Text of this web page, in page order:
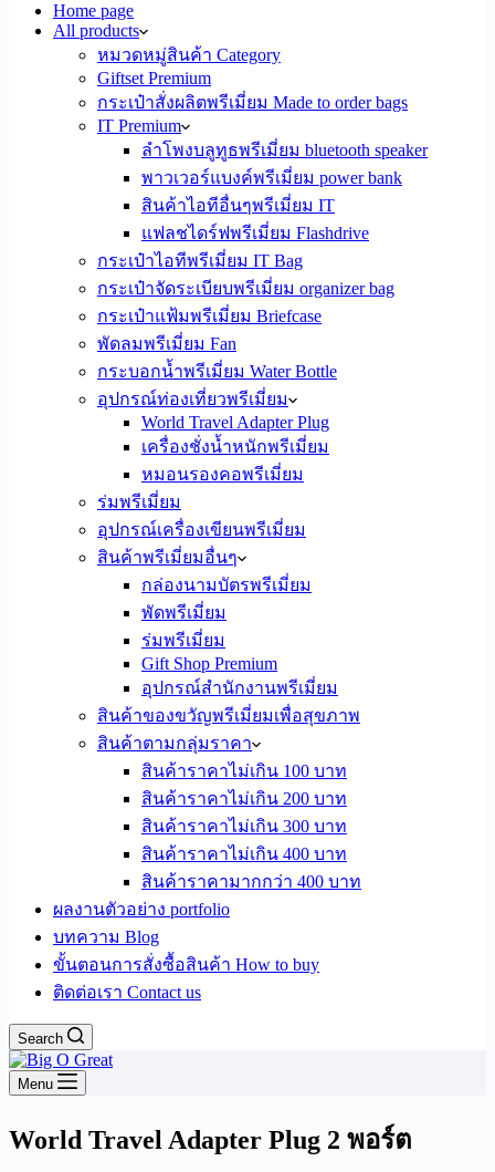
Home page
All products
หมวดหมู่สินค้า Category
Giftset Premium
กระเป๋าสั่งผลิตพรีเมี่ยม Made to order bags
IT Premium
ลำโพงบลูทูธพรีเมี่ยม bluetooth speaker
พาวเวอร์แบงค์พรีเมี่ยม power bank
สินค้าไอทีอื่นๆพรีเมี่ยม IT
แฟลชไดร์ฟพรีเมี่ยม Flashdrive
กระเป๋าไอทีพรีเมี่ยม IT Bag
กระเป๋าจัดระเบียบพรีเมี่ยม organizer bag
กระเป๋าแฟ้มพรีเมี่ยม Briefcase
พัดลมพรีเมี่ยม Fan
กระบอกน้ำพรีเมี่ยม Water Bottle
อุปกรณ์ท่องเที่ยวพรีเมี่ยม
World Travel Adapter Plug
เครื่องชั่งน้ำหนักพรีเมี่ยม
หมอนรองคอพรีเมี่ยม
ร่มพรีเมี่ยม
อุปกรณ์เครื่องเขียนพรีเมี่ยม
สินค้าพรีเมี่ยมอื่นๆ
กล่องนามบัตรพรีเมี่ยม
พัดพรีเมี่ยม
ร่มพรีเมี่ยม
Gift Shop Premium
อุปกรณ์สำนักงานพรีเมี่ยม
สินค้าของขวัญพรีเมี่ยมเพื่อสุขภาพ
สินค้าตามกลุ่มราคา
สินค้าราคาไม่เกิน 100 บาท
สินค้าราคาไม่เกิน 200 บาท
สินค้าราคาไม่เกิน 300 บาท
สินค้าราคาไม่เกิน 400 บาท
สินค้าราคามากกว่า 400 บาท
ผลงานตัวอย่าง portfolio
บทความ Blog
ขั้นตอนการสั่งซื้อสินค้า How to buy
ติดต่อเรา Contact us
Search
Menu
World Travel Adapter Plug 2 พอร์ต